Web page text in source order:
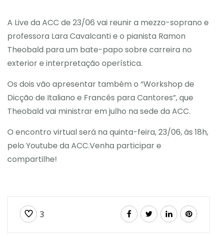
A Live da ACC de 23/06 vai reunir a mezzo-soprano e
professora Lara Cavalcanti e o pianista Ramon
Theobald para um bate-papo sobre carreira no
exterior e interpretação operística.
Os dois vão apresentar também o “Workshop de
Dicção de Italiano e Francês para Cantores”, que
Theobald vai ministrar em julho na sede da ACC.
O encontro virtual será na quinta-feira, 23/06, às 18h,
pelo Youtube da ACC.Venha participar e
compartilhe!
3